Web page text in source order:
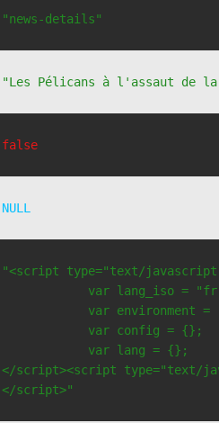
"news-details"
"Les Pélicans à l'assaut de la
false
NULL
"<script type="text/
var lang_iso =
var environment =
            var config = {};
            var lang = {};
</script><script type="text/
</script>"